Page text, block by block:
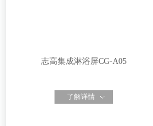
志高集成淋浴屏CG-A05
了解详情